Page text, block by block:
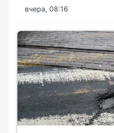
вчера, 08:16